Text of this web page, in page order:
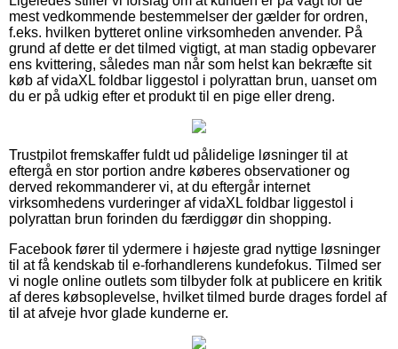
mest vedkommende bestemmelser der gælder for ordren,
f.eks. hvilken bytteret online virksomheden anvender. På
grund af dette er det tilmed vigtigt, at man stadig opbevarer
ens kvittering, således man når som helst kan bekræfte sit
køb af vidaXL foldbar liggestol i polyrattan brun, uanset om
du er på udkig efter et produkt til en pige eller dreng.
Trustpilot fremskaffer fuldt ud pålidelige løsninger til at
eftergå en stor portion andre køberes observationer og
derved rekommanderer vi, at du eftergår internet
virksomhedens vurderinger af vidaXL foldbar liggestol i
polyrattan brun forinden du færdiggør din shopping.
Facebook fører til ydermere i højeste grad nyttige løsninger
til at få kendskab til e-forhandlerens kundefokus. Tilmed ser
vi nogle online outlets som tilbyder folk at publicere en kritik
af deres købsoplevelse, hvilket tilmed burde drages fordel af
til at afveje hvor glade kunderne er.